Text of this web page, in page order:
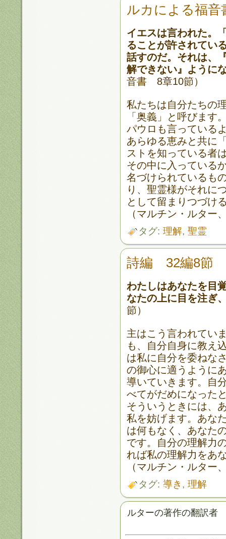
ルカによる福
イエスは言われた。
ることが許されてい
話すのだ。それは、
解できない』ように
音書 8章10節）
私たちは自分たちの
「奥義」と呼びます
パウロも言っている
あらゆる恵みと共に
ストを知っている者
その中に入っている
名づけられているも
り、聖霊様がそれに
として留まりつづけ
（マルチン・ルター
タグ: 理解, 聖霊
詩編 32編8節
わたしはあなたを目
なたの上に目を注ぎ
節）
主はこう言われてい
も、自分自身に教え
は私に自分を委ねな
の御心に適うように
導いていきます。自
べてがだめになった
そういうときには、
私を妨げます。あな
は何もなく、あなた
です。自分の理解力
れば私の理解力をあ
（マルチン・ルター
タグ: 導き , 理解
ルターの著作の翻訳者